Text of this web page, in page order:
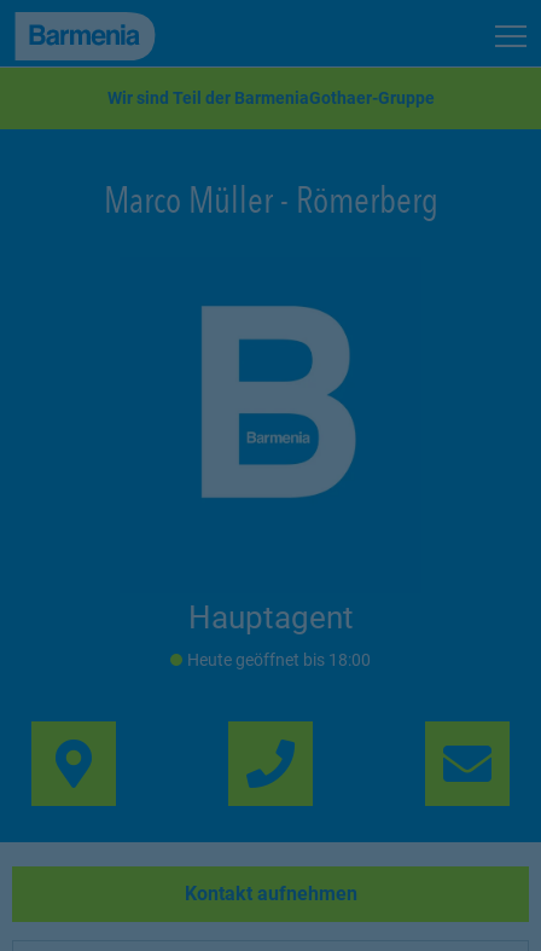
zum Seiteninhalt
Back to top
Wir sind Teil der BarmeniaGothaer-Gruppe
Marco Müller- Römerberg
Hauptagent
Heute geöffnet bis 18:00
Link Opens in New
Kontakt aufnehmen